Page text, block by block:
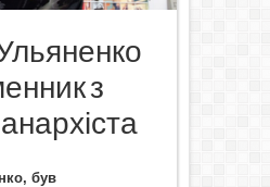
з
був